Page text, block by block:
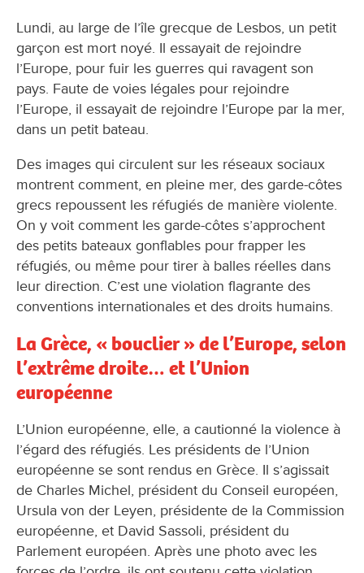
Lundi, au large de l’île grecque de Lesbos, un petit
garçon est mort noyé. Il essayait de rejoindre
l’Europe, pour fuir les guerres qui ravagent son
pays. Faute de voies légales pour rejoindre
l’Europe, il essayait de rejoindre l’Europe par la mer,
dans un petit bateau.
Des images qui circulent sur les réseaux sociaux
montrent comment, en pleine mer, des garde-côtes
grecs repoussent les réfugiés de manière violente.
On y voit comment les garde-côtes s’approchent
des petits bateaux gonflables pour frapper les
réfugiés, ou même pour tirer à balles réelles dans
leur direction. C’est une violation flagrante des
conventions internationales et des droits humains.
La Grèce, « bouclier » de l’Europe, selon
l’extrême droite… et l’Union
européenne
L’Union européenne, elle, a cautionné la violence à
l’égard des réfugiés. Les présidents de l’Union
européenne se sont rendus en Grèce. Il s’agissait
de Charles Michel, président du Conseil européen,
Ursula von der Leyen, présidente de la Commission
européenne, et David Sassoli, président du
Parlement européen. Après une photo avec les